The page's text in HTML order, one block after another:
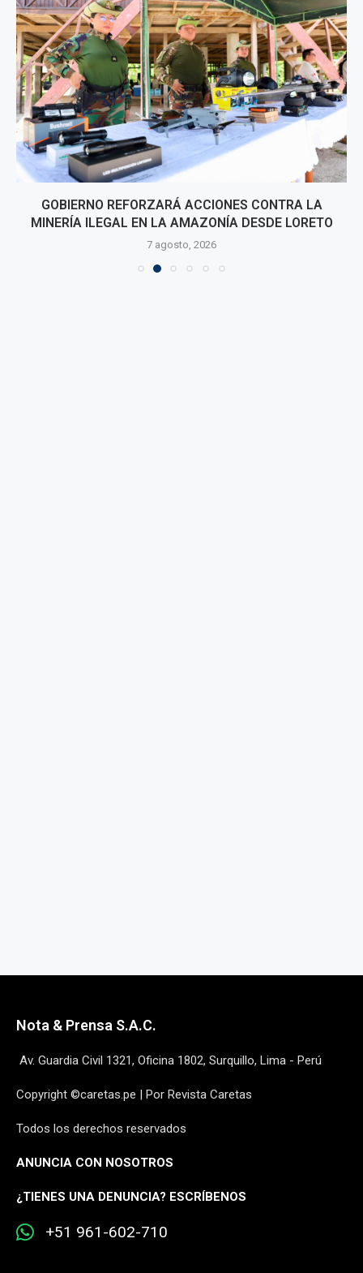
GOBIERNO REFORZARÁ ACCIONES CONTRA LA
MINERÍA ILEGAL EN LA AMAZONÍA DESDE LORETO
7 agosto, 2026
Nota & Prensa S.A.C.
Av. Guardia Civil 1321, Oficina 1802, Surquillo, Lima - Perú
Copyright ©caretas.pe | Por Revista Caretas
Todos los derechos reservados
ANUNCIA CON NOSOTROS
¿TIENES UNA DENUNCIA? ESCRÍBENOS
+51 961-602-710